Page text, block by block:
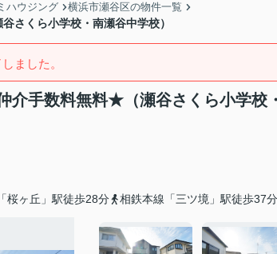
ハウジング 横浜市瀬谷区の物件一覧
さくら小学校・南瀬谷中学校）
ました。
介手数料無料★（瀬谷さくら小学校
桜ヶ丘」駅徒歩28分 相鉄本線「三ツ境」駅徒歩37分